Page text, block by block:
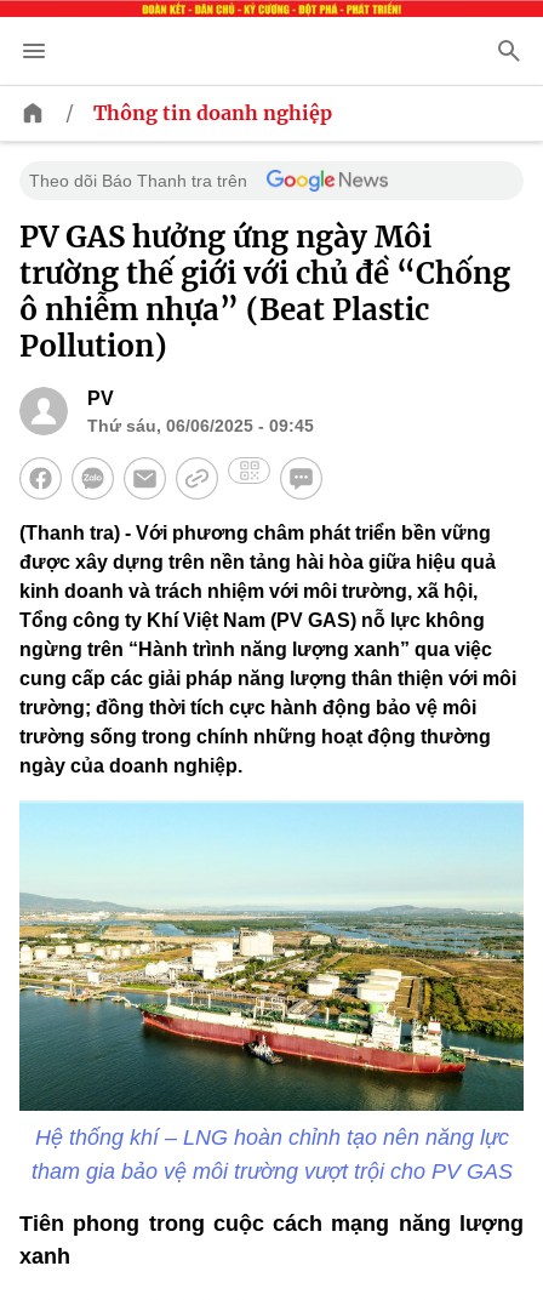
/ Thông tin doanh nghiệp
Theo dõi Báo Thanh tra trên
PV GAS hưởng ứng ngày Môi
trường thế giới với chủ đề “Chống
ô nhiễm nhựa” (Beat Plastic
Pollution)
PV
Thứ sáu, 06/06/2025 - 09:45
(Thanh tra) - Với phương châm phát triển bền vững
được xây dựng trên nền tảng hài hòa giữa hiệu quả
kinh doanh và trách nhiệm với môi trường, xã hội,
Tổng công ty Khí Việt Nam (PV GAS) nỗ lực không
ngừng trên “Hành trình năng lượng xanh” qua việc
cung cấp các giải pháp năng lượng thân thiện với môi
trường; đồng thời tích cực hành động bảo vệ môi
trường sống trong chính những hoạt động thường
ngày của doanh nghiệp.
Hệ thống khí – LNG hoàn chỉnh tạo nên năng lực
tham gia bảo vệ môi trường vượt trội cho PV GAS
Tiên phong trong cuộc cách mạng năng lượng
xanh